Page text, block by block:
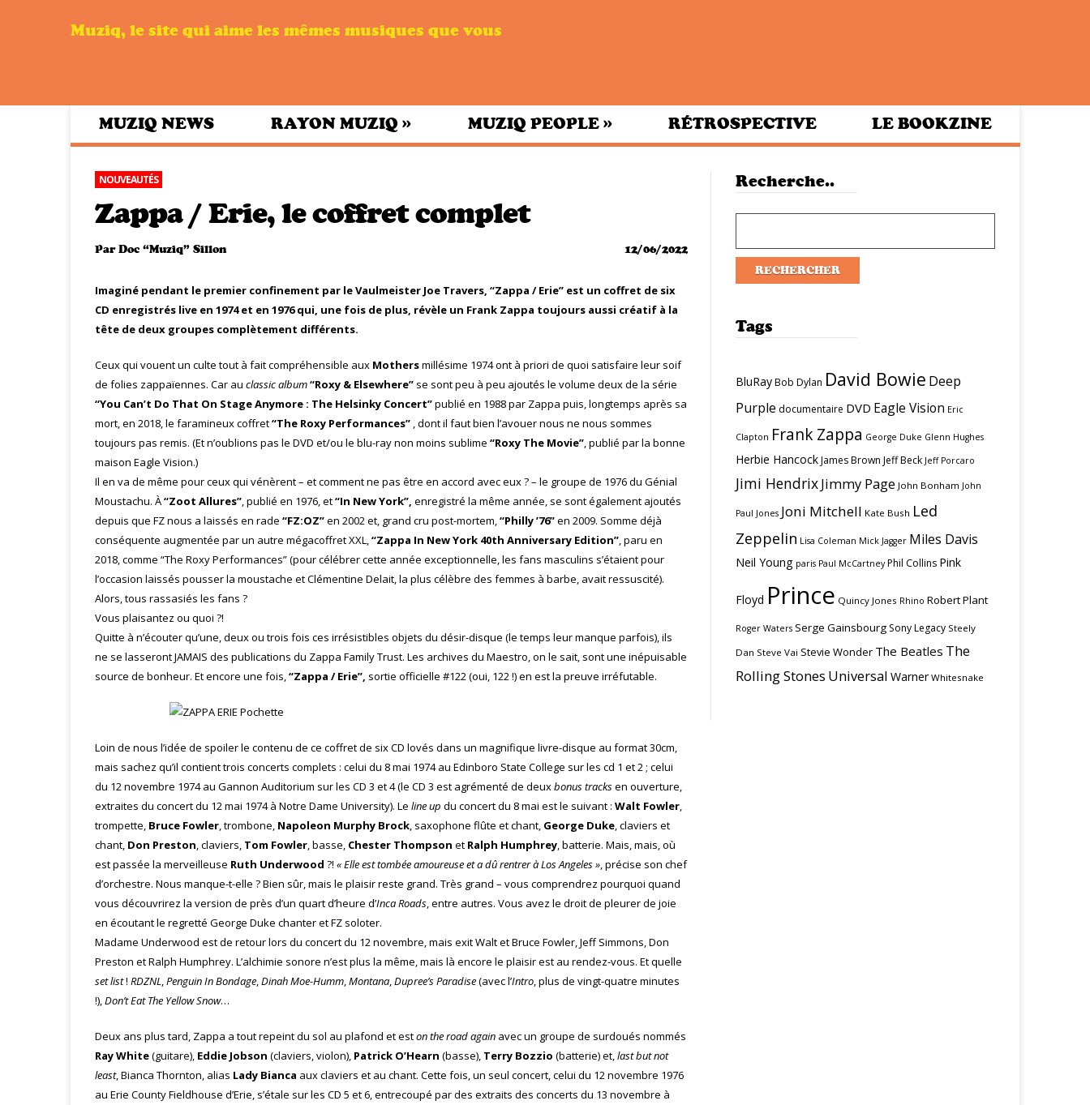
Muziq, le site qui aime les mêmes musiques que vous
MUZIQ NEWS RAYON MUZIQ » MUZIQ PEOPLE » RÉTROSPECTIVE LE BOOKZINE
NOUVEAUTÉS
Zappa / Erie, le coffret complet
ParDoc “Muziq” Sillon 12/06/2022
Imaginé pendant le premier confinement par le Vaulmeister Joe Travers, “Zappa / Erie” est un coffret de six
CD enregistrés live en 1974 et en 1976 qui, une fois de plus, révèle un Frank Zappa toujours aussi créatif à la
tête de deux groupes complètement différents.
Ceux qui vouent un culte tout à fait compréhensible aux Mothersmillésime 1974 ont à priori de quoi satisfaire leur soif
de folies zappaïennes. Car au classic album“Roxy & Elsewhere” se sont peu à peu ajoutés le volume deux de la série
“You Can’t Do That On Stage Anymore : The Helsinky Concert”publié en 1988 par Zappa puis, longtemps après sa
mort, en 2018, le faramineux coffret“The Roxy Performances” , dont il faut bien l’avouer nous ne nous sommes
toujours pas remis. (Et n’oublions pas le DVD et/ou le blu-ray non moins sublime “Roxy The Movie”, publié par la bonne
maison Eagle Vision.)
Il en va de même pour ceux qui vénèrent – et comment ne pas être en accord avec eux ? – le groupe de 1976 du Génial
Moustachu. À“Zoot Allures”, publié en 1976, et“In New York”, enregistré la même année, se sont également ajoutés
depuis que FZ nous a laissés en rade “FZ:OZ”en 2002 et, grand cru post-mortem,“Philly ’76”en 2009. Somme déjà
conséquente augmentée par un autre mégacoffret XXL,“Zappa In New York 40th Anniversary Edition”, paru en
2018, comme “The Roxy Performances” (pour célébrer cette année exceptionnelle, les fans masculins s’étaient pour
l’occasion laissés pousser la moustache et Clémentine Delait, la plus célèbre des femmes à barbe, avait ressuscité).
Alors, tous rassasiés les fans ?
Vous plaisantez ou quoi ?!
Quitte à n’écouter qu’une, deux ou trois fois ces irrésistibles objets du désir-disque (le temps leur manque parfois), ils
ne se lasseront JAMAIS des publications du Zappa Family Trust. Les archives du Maestro, on le sait, sont une inépuisable
source de bonheur. Et encore une fois,“Zappa / Erie”, sortie officielle #122 (oui, 122 !) en est la preuve irréfutable.
Loin de nous l’idée de spoiler le contenu de ce coffret de six CD lovés dans un magnifique livre-disque au format 30cm,
mais sachez qu’il contient trois concerts complets : celui du 8 mai 1974 au Edinboro State College sur les cd 1 et 2 ; celui
du 12 novembre 1974 au Gannon Auditorium sur les CD 3 et 4 (le CD 3 est agrémenté de deuxbonus tracksen ouverture,
extraites du concert du 12 mai 1974 à Notre Dame University). Le line up du concert du 8 mai est le suivant : Walt Fowler,
trompette, Bruce Fowler, trombone, Napoleon Murphy Brock, saxophone flûte et chant, George Duke, claviers et
chant, Don Preston, claviers, Tom Fowler, basse, Chester Thompson et Ralph Humphrey, batterie. Mais, mais, où
est passée la merveilleuse Ruth Underwood ?! « Elle est tombée amoureuse et a dû rentrer à Los Angeles », précise son chef
d’orchestre. Nous manque-t-elle ? Bien sûr, mais le plaisir reste grand. Très grand – vous comprendrez pourquoi quand
vous découvrirez la version de près d’un quart d’heure d’Inca Roads, entre autres. Vous avez le droit de pleurer de joie
en écoutant le regretté George Duke chanter et FZ soloter.
Madame Underwood est de retour lors du concert du 12 novembre, mais exit Walt et Bruce Fowler, Jeff Simmons, Don
Preston et Ralph Humphrey. L’alchimie sonore n’est plus la même, mais là encore le plaisir est au rendez-vous. Et quelle
set list! RDZNL,Penguin In Bondage,Dinah Moe-Humm,Montana,Dupree’s Paradise(avec l’Intro, plus de vingt-quatre minutes
!),Don’t Eat The Yellow Snow…
Deux ans plus tard, Zappa a tout repeint du sol au plafond et eston the road again avec un groupe de surdoués nommés
Ray White(guitare), Eddie Jobson (claviers, violon), Patrick O’Hearn (basse), Terry Bozzio (batterie) et,last but not
least, Bianca Thornton, alias Lady Bianca aux claviers et au chant. Cette fois, un seul concert, celui du 12 novembre 1976
au Erie County Fieldhouse d’Erie, s’étale sur les CD 5 et 6, entrecoupé par des extraits des concerts du 13 novembre à
Recherche..
Tags
BluRay Bob Dylan David Bowie Deep
Purple documentaire DVD Eagle Vision Eric
Clapton Frank Zappa George Duke Glenn Hughes
Herbie Hancock James Brown Jeff Beck Jeff Porcaro
Jimi HendrixJimmy Page John Bonham John
Paul Jones Joni Mitchell Kate Bush Led
Zeppelin Lisa Coleman Mick Jagger Miles Davis
Neil Young paris Paul McCartney Phil Collins Pink
Floyd Prince Quincy Jones Rhino Robert Plant
Roger Waters Serge Gainsbourg Sony Legacy Steely
Dan Steve Vai Stevie Wonder The Beatles The
Rolling Stones Universal Warner Whitesnake